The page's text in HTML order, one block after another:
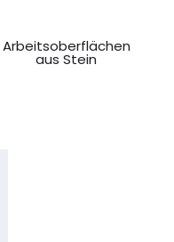
Arbeitsoberflächen
aus Stein